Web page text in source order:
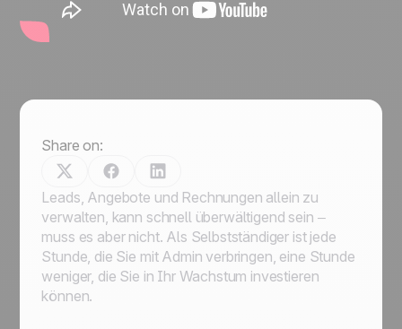
Share on:
Leads, Angebote und Rechnungen allein zu
verwalten, kann schnell überwältigend sein –
muss es aber nicht. Als Selbstständiger ist jede
Stunde, die Sie mit Admin verbringen, eine Stunde
weniger, die Sie in Ihr Wachstum investieren
können.